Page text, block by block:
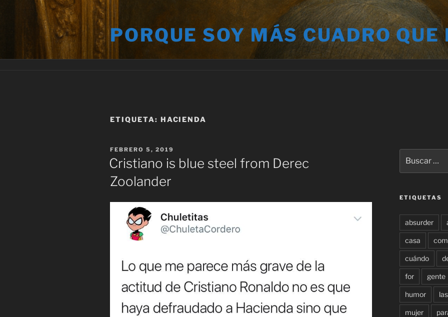
PORQUE SOY MÁS CUADRO QUE
ETIQUETA: HACIENDA
PUBLICADO
EL
FEBRERO 5, 2019
Cristiano is blue steel from Derec
Zoolander
por:
ETIQUETAS
absurder
casa
cuándo
for gente
humor las
mujer